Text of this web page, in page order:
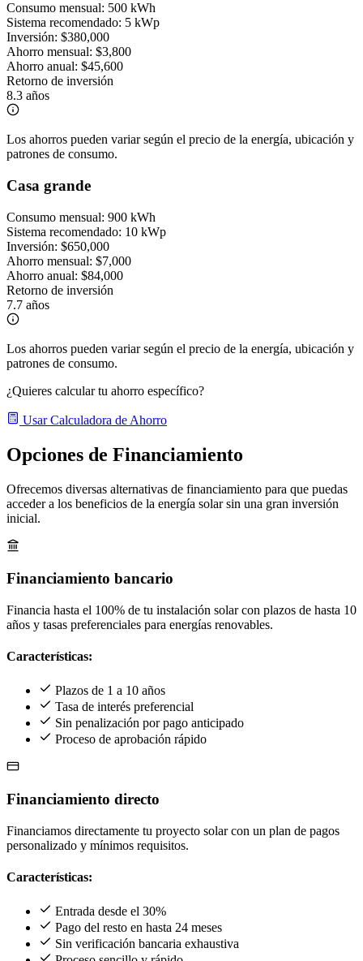
Consumo mensual: 500 kWh
Sistema recomendado: 5 kWp
Inversión: $380,000
Ahorro mensual: $3,800
Ahorro anual: $45,600
Retorno de inversión
8.3 años
Los ahorros pueden variar según el precio de la energía, ubicación y
patrones de consumo.
Casa grande
Consumo mensual: 900 kWh
Sistema recomendado: 10 kWp
Inversión: $650,000
Ahorro mensual: $7,000
Ahorro anual: $84,000
Retorno de inversión
7.7 años
Los ahorros pueden variar según el precio de la energía, ubicación y
patrones de consumo.
¿Quieres calcular tu ahorro específico?
Usar Calculadora de Ahorro
Opciones de Financiamiento
Ofrecemos diversas alternativas de financiamiento para que puedas
acceder a los beneficios de la energía solar sin una gran inversión
inicial.
Financiamiento bancario
Financia hasta el 100% de tu instalación solar con plazos de hasta 10
años y tasas preferenciales para energías renovables.
Características:
Plazos de 1 a 10 años
Tasa de interés preferencial
Sin penalización por pago anticipado
Proceso de aprobación rápido
Financiamiento directo
Financiamos directamente tu proyecto solar con un plan de pagos
personalizado y mínimos requisitos.
Características:
Entrada desde el 30%
Pago del resto en hasta 24 meses
Sin verificación bancaria exhaustiva